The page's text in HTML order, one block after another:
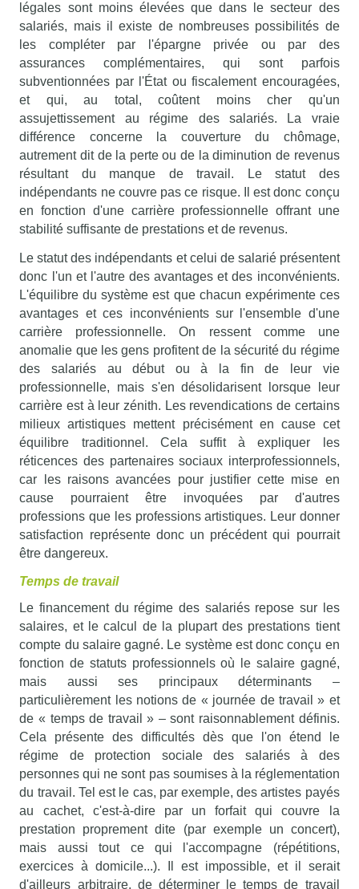
légales sont moins élevées que dans le secteur des
salariés, mais il existe de nombreuses possibilités de
les compléter par l'épargne privée ou par des
assurances complémentaires, qui sont parfois
subventionnées par l'État ou fiscalement encouragées,
et qui, au total, coûtent moins cher qu'un
assujettissement au régime des salariés. La vraie
différence concerne la couverture du chômage,
autrement dit de la perte ou de la diminution de revenus
résultant du manque de travail. Le statut des
indépendants ne couvre pas ce risque. Il est donc conçu
en fonction d'une carrière professionnelle offrant une
stabilité suffisante de prestations et de revenus.
Le statut des indépendants et celui de salarié présentent
donc l'un et l'autre des avantages et des inconvénients.
L'équilibre du système est que chacun expérimente ces
avantages et ces inconvénients sur l'ensemble d'une
carrière professionnelle. On ressent comme une
anomalie que les gens profitent de la sécurité du régime
des salariés au début ou à la fin de leur vie
professionnelle, mais s'en désolidarisent lorsque leur
carrière est à leur zénith. Les revendications de certains
milieux artistiques mettent précisément en cause cet
équilibre traditionnel. Cela suffit à expliquer les
réticences des partenaires sociaux interprofessionnels,
car les raisons avancées pour justifier cette mise en
cause pourraient être invoquées par d'autres
professions que les professions artistiques. Leur donner
satisfaction représente donc un précédent qui pourrait
être dangereux.
Temps de travail
Le financement du régime des salariés repose sur les
salaires, et le calcul de la plupart des prestations tient
compte du salaire gagné. Le système est donc conçu en
fonction de statuts professionnels où le salaire gagné,
mais aussi ses principaux déterminants –
particulièrement les notions de « journée de travail » et
de « temps de travail » – sont raisonnablement définis.
Cela présente des difficultés dès que l'on étend le
régime de protection sociale des salariés à des
personnes qui ne sont pas soumises à la réglementation
du travail. Tel est le cas, par exemple, des artistes payés
au cachet, c'est-à-dire par un forfait qui couvre la
prestation proprement dite (par exemple un concert),
mais aussi tout ce qui l'accompagne (répétitions,
exercices à domicile...). Il est impossible, et il serait
d'ailleurs arbitraire, de déterminer le temps de travail